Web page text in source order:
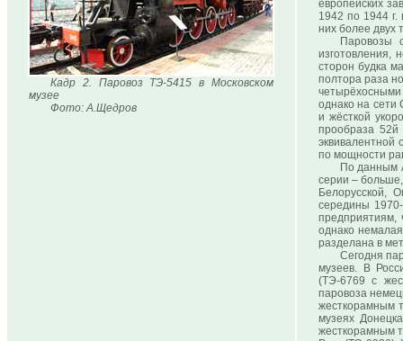
Кадр 2. Паровоз ТЭ-5415 в Московском
музее
Фото: А.Щедров
европейских
1942 по 1944
них более двух
Паровозы
изготовления,
сторон будка
полтора раза
однако на
и жёсткой
прообраза
по мощности
По данным
серии –
Белорусской,
середины
предприятиям,
однако
разделана в
Сегодня
музеев. В
(ТЭ-6769 с
паровоза
жесткорамным
музеях
жесткорамным